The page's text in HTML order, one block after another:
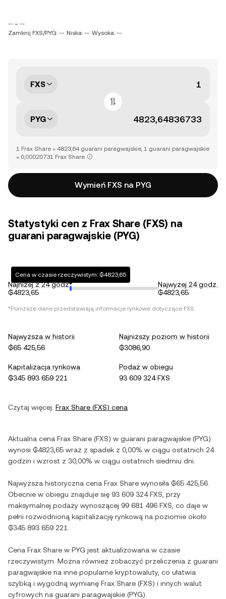
-- ~ --
Zamknij FXS/PYG: -- Niska: -- Wysoka: --
FXS
PYG
1 Frax Share = 4823,64 guarani paragwajskie, 1 guarani paragwajskie
= 0,00020731 Frax Share
Wymień FXS na PYG
Statystyki cen z Frax Share (FXS) na
guarani paragwajskie (PYG)
Najniżej z 24 godz.
₲4823,65
Cena w czasie rzeczywistym: ₲4823,65
Najwyżej 24 godz.
₲4823,65
*Poniższe dane przedstawiają informacje rynkowe dotyczące FXS.
Najwyższa w historii
₲65 425,56
Najniższy poziom w historii
₲3086,90
Kapitalizacja rynkowa
₲345 893 659 221
Podaż w obiegu
93 609 324 FXS
Czytaj więcej: Frax Share (FXS) cena
Aktualna cena Frax Share (FXS) w guarani paragwajskie (PYG)
wynosi ₲4823,65 wraz z spadek z 0,00% w ciągu ostatnich 24
godzin i wzrost z 30,00% w ciągu ostatnich siedmiu dni.
Najwyższa historyczna cena Frax Share wynosiła ₲65 425,56
Obecnie w obiegu znajduje się 93 609 324 FXS , przy
maksymalnej podaży wynoszącej 99 681 496 FXS , co daje w
pełni rozwodnioną kapitalizację rynkową na poziomie około
₲345 893 659 221
Cena Frax Share w PYG jest aktualizowana w czasie
rzeczywistym. Można również zobaczyć przeliczenia z guarani
paragwajskie na inne popularne kryptowaluty, co ułatwia
szybką i wygodną wymianę Frax Share (FXS) i innych walut
cyfrowych na guarani paragwajskie (PYG).